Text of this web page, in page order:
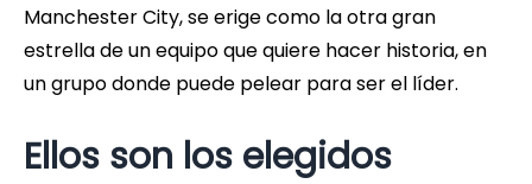
Manchester City, se erige como la otra gran
estrella de un equipo que quiere hacer historia, en
un grupo donde puede pelear para ser el líder.
Ellos son los elegidos